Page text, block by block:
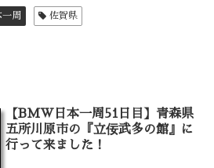
一周 佐賀県
【BMW日本一周51日目】青森県
五所川原市の『立佞武多の館』に
行って来ました！